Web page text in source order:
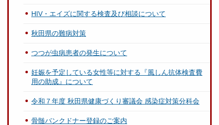
HIV・エイズに関する検査及び相談について
秋田県の難病対策
つつが虫病患者の発生について
妊娠を予定している女性等に対する『風しん抗体検査費
用の助成』について
令和７年度 秋田県健康づくり審議会 感染症対策分科会
骨髄バンクドナー登録のご案内